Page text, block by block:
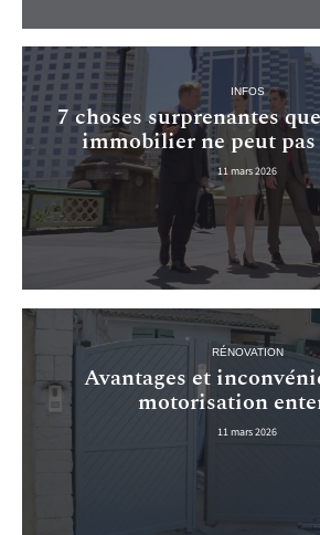
INFOS
7 choses surprenantes
immobilier ne peut
11 mars 2026
RÉNOVATION
Avantages et
motorisation
11 mars 2026